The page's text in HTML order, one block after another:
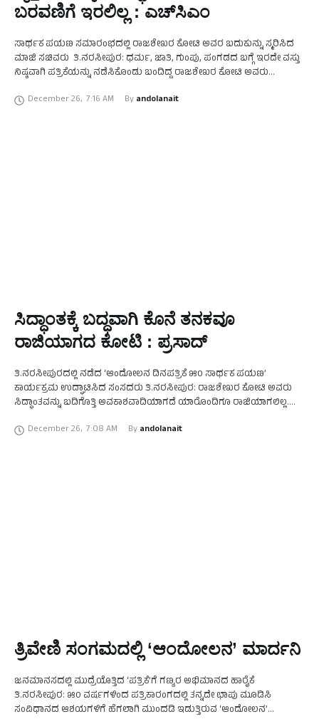
ಬರವಣಿಗೆ ಇರಲಿಲ್ಲ : ಎಚ್‌ಸಿಎಂ
ಸಾರ್ಥಕ ಪಯಣ ಸಮಾರಂಭದಲ್ಲಿ ರಾಜಶೇಖರ ಕೋಟಿ ಅವರ ಬದುಕುನ್ನು ಸ್ಮರಿಸಿದ
ಮಾಜಿ ಸಚಿವರು ತಿ.ನರಸೀಪುರ: ಧರ್ಮ, ಜಾತಿ, ಗುಂಪು, ಪಂಗಡದ ಬಗ್ಗೆ ಇರದೇ ವಸ್ತು
ನಿಷ್ಠವಾಗಿ ಪತ್ರಿಕೆಯನ್ನು ನಡೆಸಿಕೊಂಡು ಬಂದಿದ್ದ ರಾಜಶೇಖರ ಕೋಟಿ ಅವರು
December 26, 7:16 AM By andolanait
ಸಿದ್ಧಾಂತಕ್ಕೆ ಬದ್ಧವಾಗಿ ಕೊನೆ ತನಕವೂ
ರಾಜಿಯಾಗದ ಕೋಟಿ : ಪ್ರಸಾದ್‌
ತಿ.ನರಸೀಪುರದಲ್ಲಿ ನಡೆದ ‘ಆಂದೋಲನ ದಿನಪತ್ರಿಕೆ ೫೦ ಸಾರ್ಥಕ ಪಯಣ’
ಕಾರ್ಯಕ್ರಮ ಉದ್ಘಾಟಿಸಿದ ಸಂಸದರು ತಿ.ನರಸೀಪುರ: ರಾಜಶೇಖರ ಕೋಟಿ ಅವರು
ಸಿದ್ಧಾಂತವನ್ನು ಬದಿಗೊತ್ತಿ ಅವಕಾಶವಾದಿಯಾಗದೆ ಯಾರೊಂದಿಗೂ ರಾಜಿಯಾಗಲಿಲ್ಲ.
ತನಕವೂ ಸಿದ್ಧಾಂತವನ್ನು ಉಳಿಸಿಕೊಂಡರು …
December 26, 7:08 AM By andolanait
ತ್ರಿವೇಣಿ ಸಂಗಮದಲ್ಲಿ ‘ಆಂದೋಲನ’ ಮಾರ್ದನಿ
ಜನಮಾನಸದಲ್ಲಿ ಮುದ್ರೆಯೊತ್ತಿದ ‘ಪತ್ರಿಕೆ’ಗೆ ಗಣ್ಯರ ಅಭಿಮಾನದ ಹಾರೈಕೆ
ತಿ.ನರಸೀಪುರ: ೫೦ ವರ್ಷಗಳಿಂದ ಪತ್ರಿಕಾರಂಗದಲ್ಲಿ ತನ್ನದೇ ಛಾಪು ಮೂಡಿಸಿ
ಸಂವಿಧಾನದ ಆಶಯಗಳಿಗೆ ಹೆಗಲಾಗಿ ಮುಂದಡಿ ಇಡುತ್ತಿರುವ ‘ಆಂದೋಲನ’